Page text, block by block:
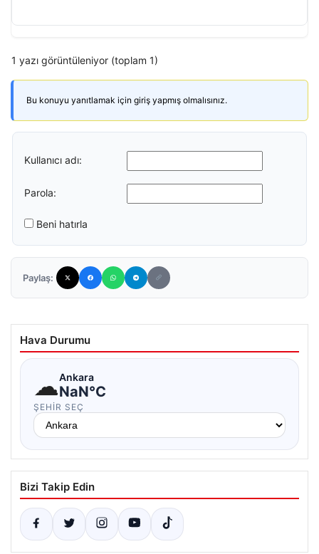
1 yazı görüntüleniyor (toplam 1)
Bu konuyu yanıtlamak için giriş yapmış olmalısınız.
Kullanıcı adı:
Parola:
Beni hatırla
Paylaş:
Hava Durumu
☁Ankara
NaN°C
ŞEHIR SEÇ
Bizi Takip Edin